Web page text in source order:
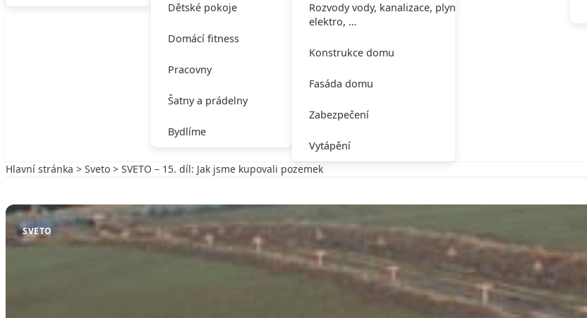
Dětské pokoje
Domácí fitness
Pracovny
Šatny a prádelny
Bydlíme
Rozvody vody, kanalizace, plynu,
elektro, …
Konstrukce domu
Fasáda domu
Zabezpečení
Vytápění
Hlavní stránka > Sveto > SVETO – 15. díl: Jak jsme kupovali pozemek
SVETO